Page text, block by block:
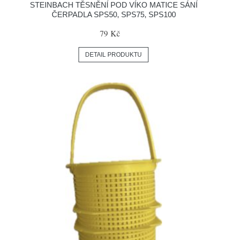
STEINBACH TĚSNĚNÍ POD VÍKO MATICE SÁNÍ
ČERPADLA SPS50, SPS75, SPS100
79 Kč
DETAIL PRODUKTU